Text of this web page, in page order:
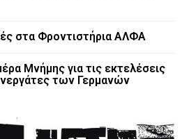
στα Φροντιστήρια ΑΛΦΑ
Μνήμης για τις εκτελέσεις
των Γερμανών